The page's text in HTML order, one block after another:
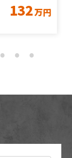
132万円